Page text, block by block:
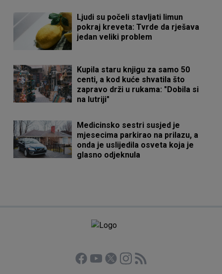
Ljudi su počeli stavljati limun
pokraj kreveta: Tvrde da rješava
jedan veliki problem
Kupila staru knjigu za samo 50
centi, a kod kuće shvatila što
zapravo drži u rukama: "Dobila si
na lutriji"
Medicinsko sestri susjed je
mjesecima parkirao na prilazu, a
onda je uslijedila osveta koja je
glasno odjeknula